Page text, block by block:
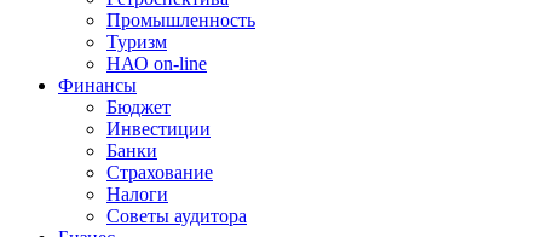
Промышленность
Туризм
НАО on-line
Финансы
Бюджет
Инвестиции
Банки
Страхование
Налоги
Советы аудитора